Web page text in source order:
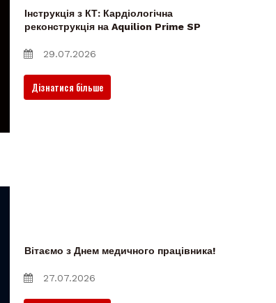
Інструкція з КТ: Кардіологічна
реконструкція на Aquilion Prime SP
29.07.2026
Дізнатися більше
Вітаємо з Днем медичного працівника!
27.07.2026